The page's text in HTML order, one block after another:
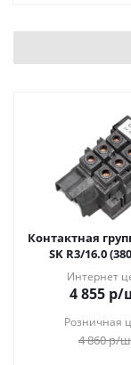
Контактная
SK R3/16.0
Интернет
4 855р/
Розничная
4 860р/